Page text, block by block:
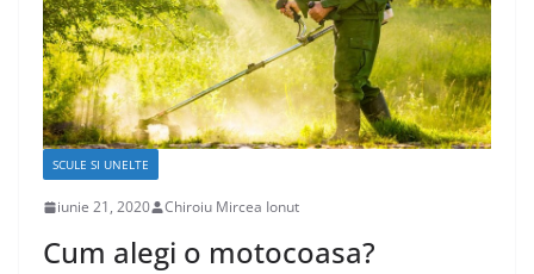
SCULE SI UNELTE
iunie 21, 2020 Chiroiu Mircea Ionut
Cum alegi o motocoasa?